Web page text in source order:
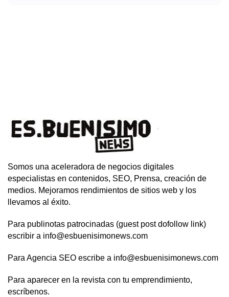
Somos una aceleradora de negocios digitales
especialistas en contenidos, SEO, Prensa, creación de
medios. Mejoramos rendimientos de sitios web y los
llevamos al éxito.
Para publinotas patrocinadas (guest post dofollow link)
escribir a info@esbuenisimonews.com
Para Agencia SEO escribe a info@esbuenisimonews.com
Para aparecer en la revista con tu emprendimiento,
escríbenos.